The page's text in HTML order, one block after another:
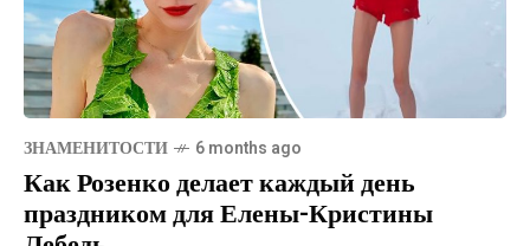
ЗНАМЕНИТОСТИ 6 months ago
Как Розенко делает каждый день
праздником для Елены-Кристины